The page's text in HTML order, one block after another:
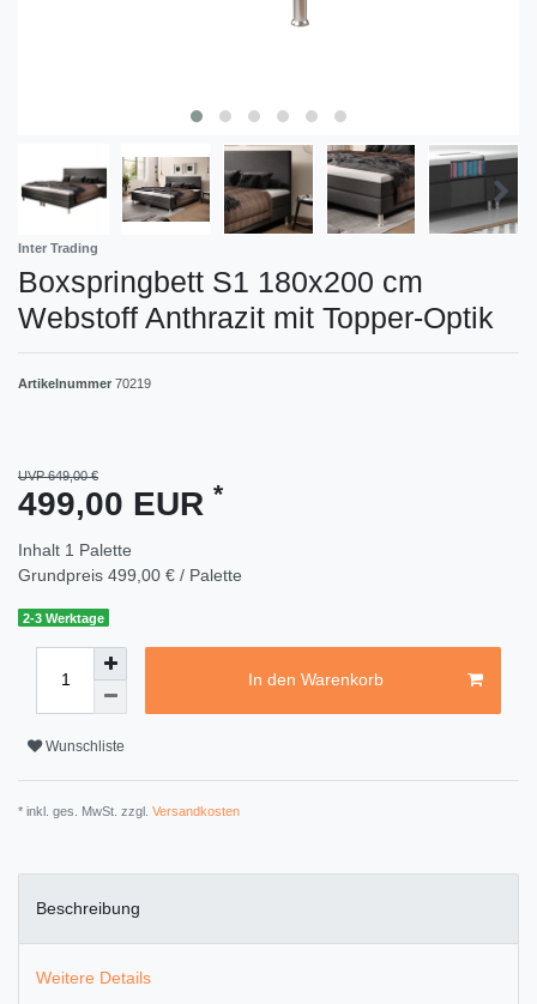
Inter Trading
Boxspringbett S1 180x200 cm
Webstoff Anthrazit mit Topper-Optik
Artikelnummer 70219
UVP 649,00 €
499,00 EUR *
Inhalt 1 Palette
Grundpreis 499,00 € / Palette
2-3 Werktage
In den Warenkorb
Wunschliste
* inkl. ges. MwSt. zzgl. Versandkosten
Beschreibung
Weitere Details